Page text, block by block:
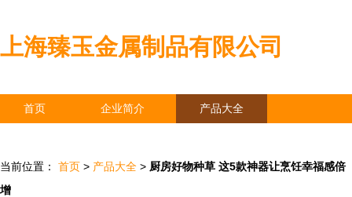
上海臻玉金属制品有限公司
首页 企业简介 产品大全
当前位置： 首页 > 产品大全 > 厨房好物种草 这5款神器让烹饪幸福感倍
增